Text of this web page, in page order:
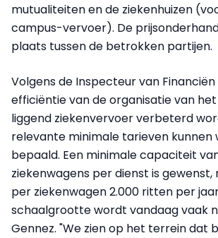
mutualiteiten en de ziekenhuizen
campus-vervoer). De
plaats tussen de betrokken partijen.
Volgens de Inspecteur van
efficiëntie van de organisatie van
liggend ziekenvervoer verbeterd
relevante minimale tarieven kunnen
bepaald. Een minimale capaciteit
ziekenwagens per dienst is gewenst,
per ziekenwagen 2.000 ritten per
schaalgrootte wordt vandaag vaak
Gennez. "We zien op het terrein dat